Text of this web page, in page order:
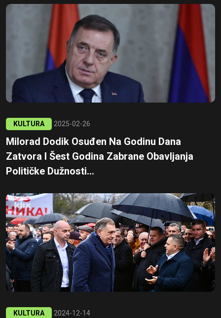
KULTURA 2025-02-26
Milorad Dodik Osuđen Na Godinu Dana
Zatvora I Šest Godina Zabrane Obavljanja
Političke Dužnosti...
KULTURA 2024-12-14